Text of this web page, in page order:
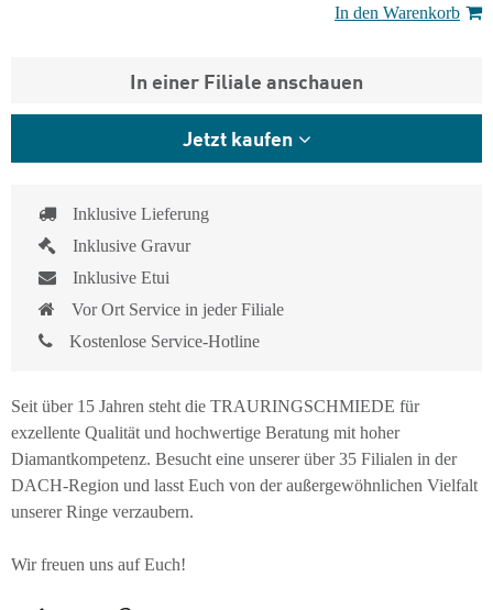
In den Warenkorb
In einer Filiale anschauen
Jetzt kaufen
Inklusive Lieferung
Inklusive Gravur
Inklusive Etui
Vor Ort Service in jeder Filiale
Kostenlose Service-Hotline
Seit über 15 Jahren steht die TRAURINGSCHMIEDE für
exzellente Qualität und hochwertige Beratung mit hoher
Diamantkompetenz. Besucht eine unserer über 35 Filialen in der
DACH-Region und lasst Euch von der außergewöhnlichen Vielfalt
unserer Ringe verzaubern.
Wir freuen uns auf Euch!